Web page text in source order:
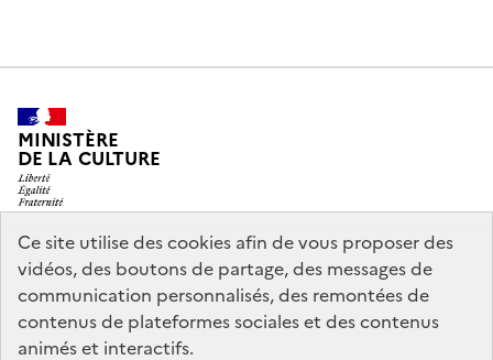
Ce site utilise des cookies afin de vous proposer des
vidéos, des boutons de partage, des messages de
communication personnalisés, des remontées de
contenus de plateformes sociales et des contenus
animés et interactifs.
MINISTÈRE
DE LA CULTURE
legifrance.gouv.fr
info.gouv.fr
service-public.gouv.fr
data.gouv.fr